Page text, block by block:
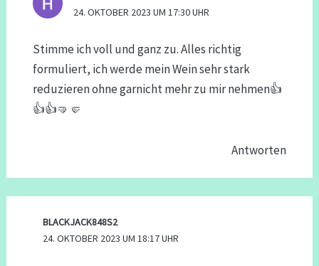
24. OKTOBER 2023 UM 17:30 UHR
Stimme ich voll und ganz zu. Alles richtig
formuliert, ich werde mein Wein sehr stark
reduzieren ohne garnicht mehr zu mir nehmen👍
👍👍🤜🤛
Antworten
BLACKJACK848S2
24. OKTOBER 2023 UM 18:17 UHR